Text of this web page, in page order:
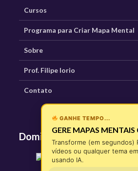
Cursos
Programa para Criar Mapa Mental
Sobre
Prof. Filipe Iorio
Contato
Domine os Mapas Mentais
GANHE TEMPO...
GERE MAPAS
Transforme (em segundos)
vídeos ou qualquer tema
usando IA.